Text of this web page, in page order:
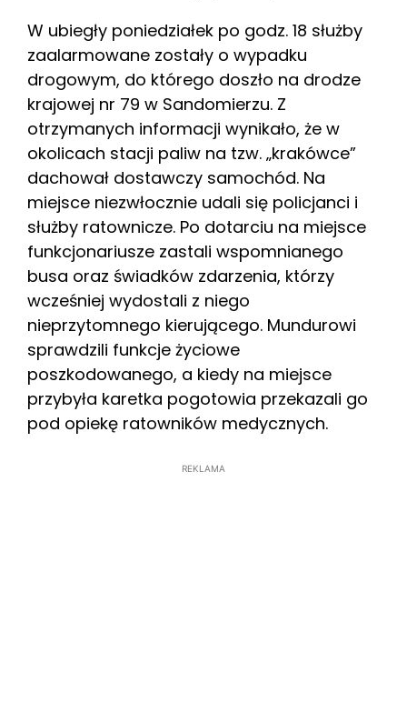
W ubiegły poniedziałek po godz. 18 służby
zaalarmowane zostały o wypadku
drogowym, do którego doszło na drodze
krajowej nr 79 w Sandomierzu. Z
otrzymanych informacji wynikało, że w
okolicach stacji paliw na tzw. „krakówce”
dachował dostawczy samochód. Na
miejsce niezwłocznie udali się policjanci i
służby ratownicze. Po dotarciu na miejsce
funkcjonariusze zastali wspomnianego
busa oraz świadków zdarzenia, którzy
wcześniej wydostali z niego
nieprzytomnego kierującego. Mundurowi
sprawdzili funkcje życiowe
poszkodowanego, a kiedy na miejsce
przybyła karetka pogotowia przekazali go
pod opiekę ratowników medycznych.
REKLAMA